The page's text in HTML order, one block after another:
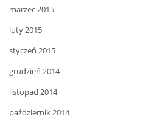
marzec 2015
luty 2015
styczeń 2015
grudzień 2014
listopad 2014
październik 2014